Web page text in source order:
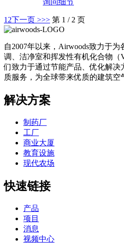
询问 细节
1 2下一页 >>> 第 1 / 2 页
自2007年以来，Airwoods致力于
调、洁净室和挥发性有机化合物
们致力于通过节能产品、优化解决
质服务，为全球带来优质的建筑空
解决方案
制药厂
工厂
商业大厦
教育设施
现代农场
快速链接
产品
项目
消息
视频中心